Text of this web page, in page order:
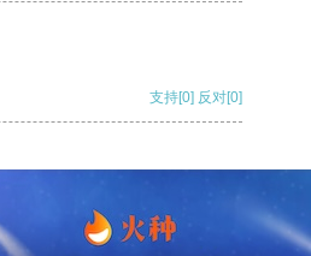
支持[0] 反对[0]
支持